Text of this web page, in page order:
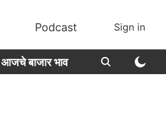
Podcast Sign in
आजचे बाजार भाव